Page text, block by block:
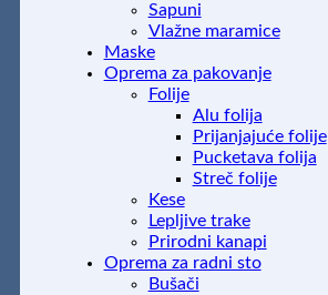
Sapuni
Vlažne maramice
Maske
Oprema za pakovanje
Folije
Alu folija
Prijanjajuće folije
Pucketava folija
Streč folije
Kese
Lepljive trake
Prirodni kanapi
Oprema za radni sto
Bušači